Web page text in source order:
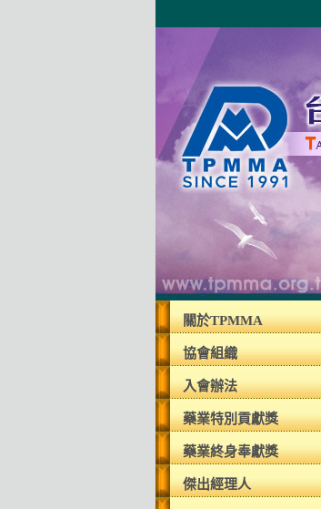
關於TPMMA
協會組織
入會辦法
藥業特別貢獻獎
藥業終身奉獻獎
傑出經理人